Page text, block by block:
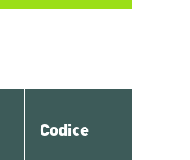
Codice